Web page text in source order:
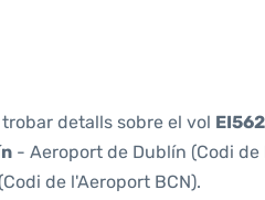
detalls sobre el vol
- Aeroport de Dublín (Codi de
de l'Aeroport BCN).